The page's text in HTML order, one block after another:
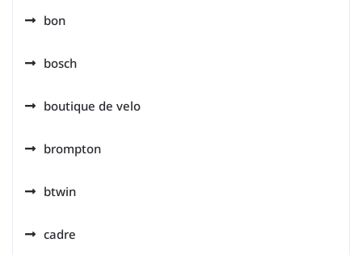
bon
bosch
boutique de velo
brompton
btwin
cadre